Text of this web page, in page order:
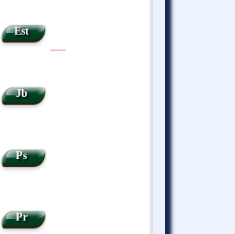
Est
Jb
Ps
Pr